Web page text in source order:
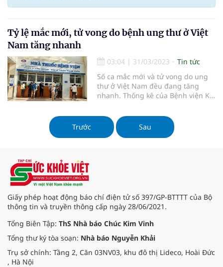
Tỷ lệ mắc mới, tử vong do bệnh ung thư ở Việt
Nam tăng nhanh
03:04 | 31/03/2023
Tin tức
Số ca mắc mới và tử vong do ung
thư ở Việt Nam đều đang tăng
nhanh. Thống kê của Bệnh viện K
một bệnh nhân ung thư dao động
trung bình trên 176 triệu
đồng/năm.
Trước Sau
Giấy phép hoạt động báo chí điện tử số 397/GP-BTTTT của Bộ
thông tin và truyền thông cấp ngày 28/06/2021.
Tổng Biên Tập: ThS Nhà báo Chúc Kim Vinh
Tổng thư ký tòa soạn: Nhà báo Nguyễn Khải
Trụ sở chính: Tầng 2, Căn 03NV03, khu đô thị Lideco, Hoài Đức
, Hà Nội